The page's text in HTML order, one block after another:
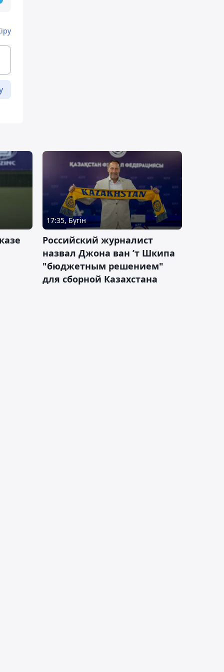
17:35, Бүгін
Российский журналист
назвал Джона ван ’т Шкипа
"бюджетным решением"
для сборной Казахстана